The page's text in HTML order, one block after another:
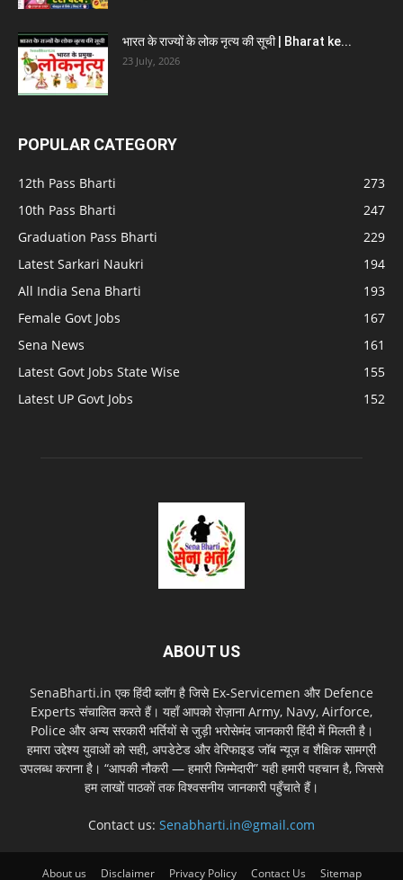
भारत के राज्यों के लोक नृत्य की सूची | Bharat ke...
23 July, 2026
POPULAR CATEGORY
12th Pass Bharti
273
10th Pass Bharti
247
Graduation Pass Bharti
229
Latest Sarkari Naukri
194
All India Sena Bharti
193
Female Govt Jobs
167
Sena News
161
Latest Govt Jobs State Wise
155
Latest UP Govt Jobs
152
ABOUT US
SenaBharti.in एक हिंदी ब्लॉग है जिसे Ex‑Servicemen और Defence
Experts संचालित करते हैं। यहाँ आपको रोज़ाना Army, Navy, Airforce,
Police और अन्य सरकारी भर्तियों से जुड़ी भरोसेमंद जानकारी हिंदी में मिलती है।
हमारा उद्देश्य युवाओं को सही, अपडेटेड और वेरिफाइड जॉब न्यूज़ व शैक्षिक सामग्री
उपलब्ध कराना है। “आपकी नौकरी — हमारी जिम्मेदारी” यही हमारी पहचान है, जिससे
हम लाखों पाठकों तक विश्वसनीय जानकारी पहुँचाते हैं।
Contact us: Senabharti.in@gmail.com
About us Disclaimer Privacy Policy Contact Us Sitemap